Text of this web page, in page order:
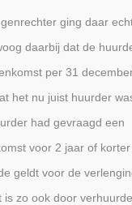
ging daar
daarbij dat de
per 31
het nu juist huurder
had gevraagd een
voor 2 jaar of
geldt voor de
is zo ook door